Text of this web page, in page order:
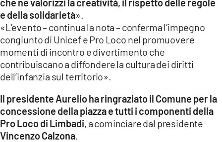
e della solidarietà».
«L’evento – continua la nota – conferma l’impegno
congiunto di Unicef e Pro Loco nel promuovere
momenti di incontro e divertimento che
contribuiscano a diffondere la cultura dei diritti
dell’infanzia sul territorio».
Il presidente Aurelio ha ringraziato il Comune per la
concessione della piazza e tutti i componenti della
Pro Loco di Limbadi, a cominciare dal presidente
Vincenzo Calzona